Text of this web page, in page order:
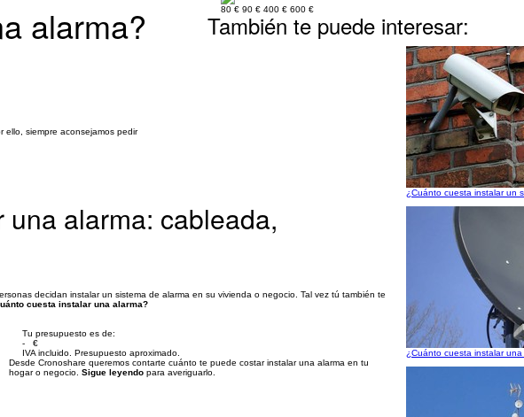
alarma?
ello, siempre aconsejamos pedir
80 € 90 € 400 € 600 €
alarma: cableada,
decidan instalar un sistema de alarma en su vivienda o negocio. Tal vez tú también te
cuesta instalar una alarma?
Tu presupuesto es de:
- €
IVA incluido. Presupuesto aproximado.
Desde Cronoshare queremos contarte cuánto te puede costar instalar una alarma en tu
hogar o negocio. Sigue leyendo para averiguarlo.
También te puede interesar:
¿Cuánto cuesta instalar un
¿Cuánto cuesta instalar